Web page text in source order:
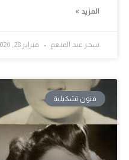
المزيد »
سحر عبد المنعم فبراير 28, 2020
فنون تشكيلية